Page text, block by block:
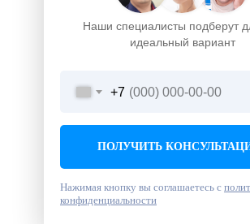
Наши специалисты подберут
идеальный вариант
+7
ПОЛУЧИТЬ
Нажимая кнопку вы соглашаетесь с
конфиденциальности